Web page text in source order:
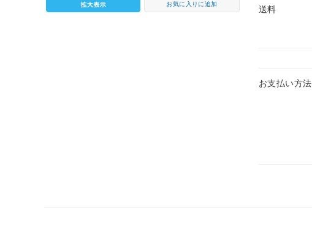
送料
お支払い方法
お気に入りに追加